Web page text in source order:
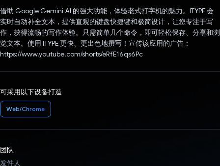
借助 Google Gemini AI 的强大功能，体验老式打字机的魅力。ITYPE 会
实时自动补全文本，提供直观的键盘快捷键和极简设计，让您专注于写
作，获得流畅的写作体验。只需简单几个命令，即可轻松保存、分享和浏
览文本。使用 ITYPE 更快、更出色地撰写！宣传该应用的广告：
https://www.youtube.com/shorts/eRfE16qs6Pc
可采用以下设备打造
Web/Chrome
团队
发件人